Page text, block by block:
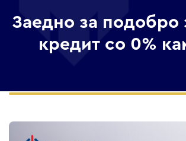
Заедно за подобро
кредит со 0%